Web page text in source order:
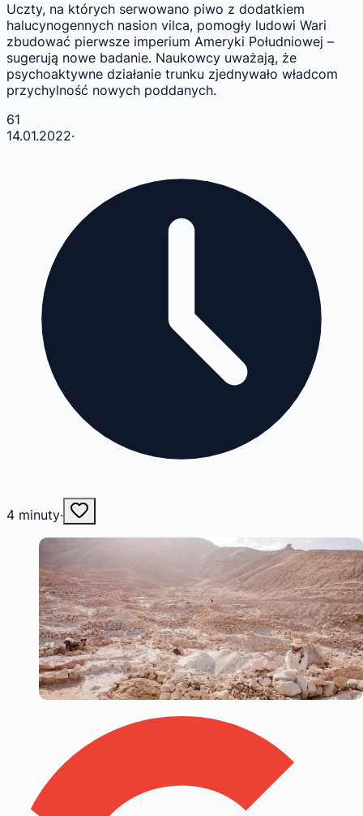
Uczty, na których serwowano piwo z dodatkiem
halucynogennych nasion vilca, pomogły ludowi Wari
zbudować pierwsze imperium Ameryki Południowej –
sugerują nowe badanie. Naukowcy uważają, że
psychoaktywne działanie trunku zjednywało władcom
przychylność nowych poddanych.
61
14.01.2022·
4 minuty·